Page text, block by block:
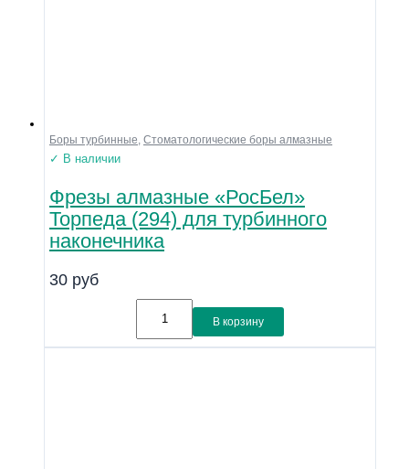
Боры турбинные Стоматологические боры алмазные
✓ В наличии
Фрезы алмазные «РосБел»
Торпеда (294) для турбинного
наконечника
30 руб
В корзину